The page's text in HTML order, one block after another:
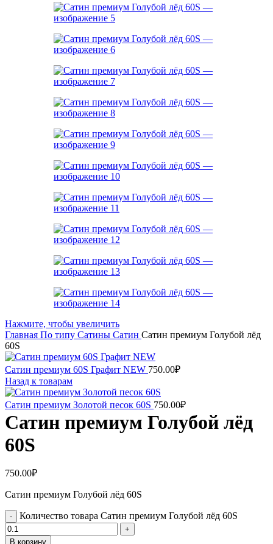
Нажмите, чтобы увеличить
Главная По типу Сатины Сатин Сатин премиум Голубой лёд
60S
Сатин премиум 60S Графит NEW 750.00₽
Назад к товарам
Сатин премиум Золотой песок 60S 750.00₽
Сатин премиум Голубой лёд
60S
750.00₽
Сатин премиум Голубой лёд 60S
Количество товара Сатин премиум Голубой лёд 60S
В корзину